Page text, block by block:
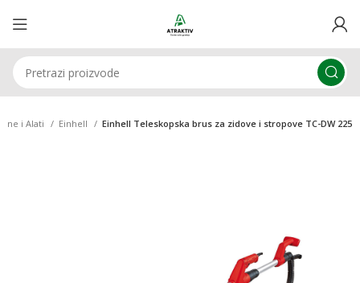
i Alati Einhell Einhell Teleskopska brus za zidove i stropove TC-DW 225